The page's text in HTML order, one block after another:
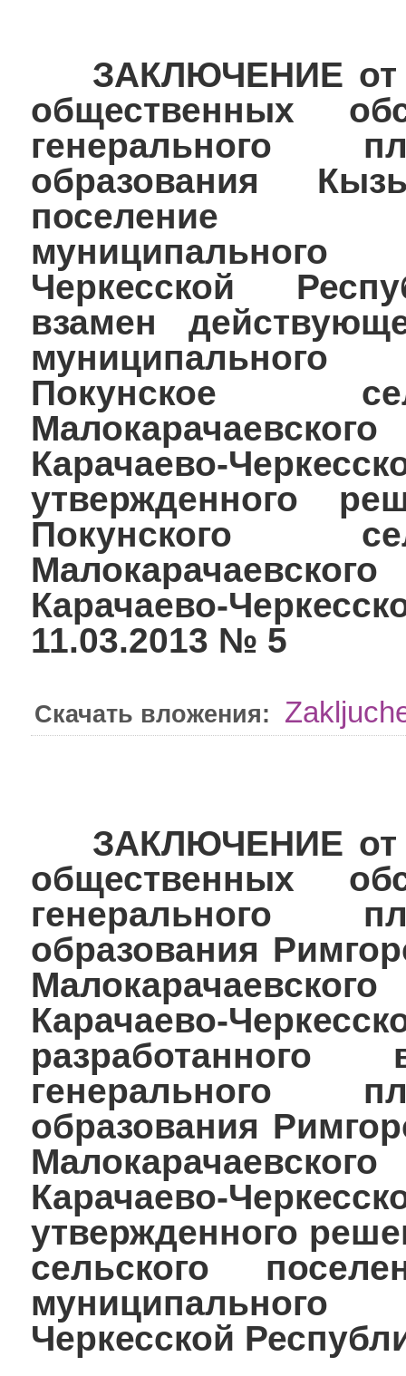
ЗАКЛЮЧЕНИЕ от
общественных
генерального
образования
поселение
Черкесской
взамен
Покунское
Карачаево-
утвержденного
Покунского
Карачаево-
11.03.2013 № 5
Скачать вложения:
ЗАКЛЮЧЕНИЕ от
общественных
генерального
образования
Карачаево-
разработанного
генерального
образования
Карачаево-
утвержденного
сельского
Черкесской